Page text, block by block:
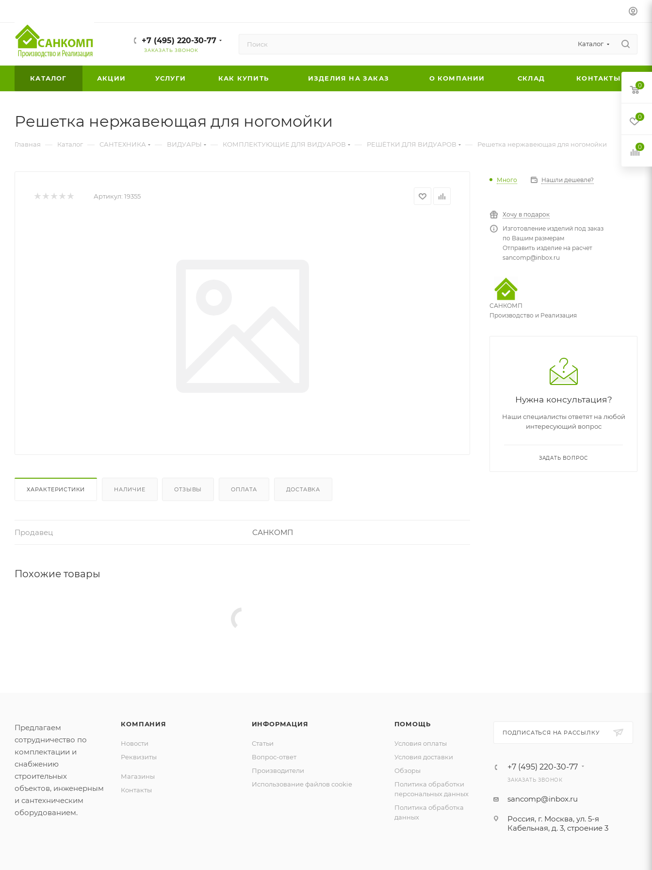
+7 (495) 220-30-77
ЗАКАЗАТЬ ЗВОНОК
Каталог
КАТАЛОГ АКЦИИ УСЛУГИ КАК КУПИТЬ ИЗДЕЛИЯ НА ЗАКАЗ О КОМПАНИИ СКЛАД КОНТАКТЫ
Решетка нержавеющая для ногомойки
Главная — Каталог — САНТЕХНИКА — ВИДУАРЫ — КОМПЛЕКТУЮЩИЕ ДЛЯ ВИДУАРОВ — РЕШЁТКИ ДЛЯ ВИДУАРОВ — Решетка нержавеющая для ногомойки
Артикул: 19355
ХАРАКТЕРИСТИКИ НАЛИЧИЕ ОТЗЫВЫ ОПЛАТА ДОСТАВКА
Продавец САНКОМП
Похожие товары
Много Нашли дешевле?
Хочу в подарок
Изготовление изделий под заказ
по Вашим размерам
Отправить изделие на расчет
sancomp@inbox.ru
САНКОМП
Производство и Реализация
Нужна консультация?
Наши специалисты ответят на любой
интересующий вопрос
ЗАДАТЬ ВОПРОС
Предлагаем
сотрудничество по
комплектации и
снабжению
строительных
объектов, инженерным
и сантехническим
оборудованием.
КОМПАНИЯ
Новости
Реквизиты
Магазины
Контакты
ИНФОРМАЦИЯ
Статьи
Вопрос-ответ
Производители
Использование файлов cookie
ПОМОЩЬ
Условия оплаты
Условия доставки
Обзоры
Политика обработки
персональных данных
Политика обработка
данных
ПОДПИСАТЬСЯ НА РАССЫЛКУ
+7 (495) 220-30-77
ЗАКАЗАТЬ ЗВОНОК
sancomp@inbox.ru
Россия, г. Москва, ул. 5-я
Кабельная, д. 3, строение 3
0
0
0